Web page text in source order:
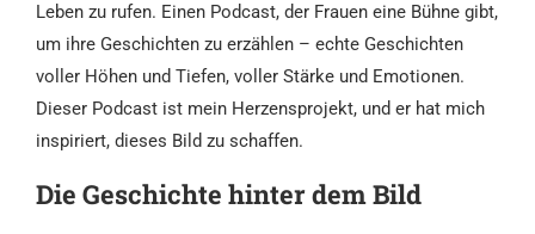
Leben zu rufen. Einen Podcast, der Frauen eine Bühne gibt,
um ihre Geschichten zu erzählen – echte Geschichten
voller Höhen und Tiefen, voller Stärke und Emotionen.
Dieser Podcast ist mein Herzensprojekt, und er hat mich
inspiriert, dieses Bild zu schaffen.
Die Geschichte hinter dem Bild